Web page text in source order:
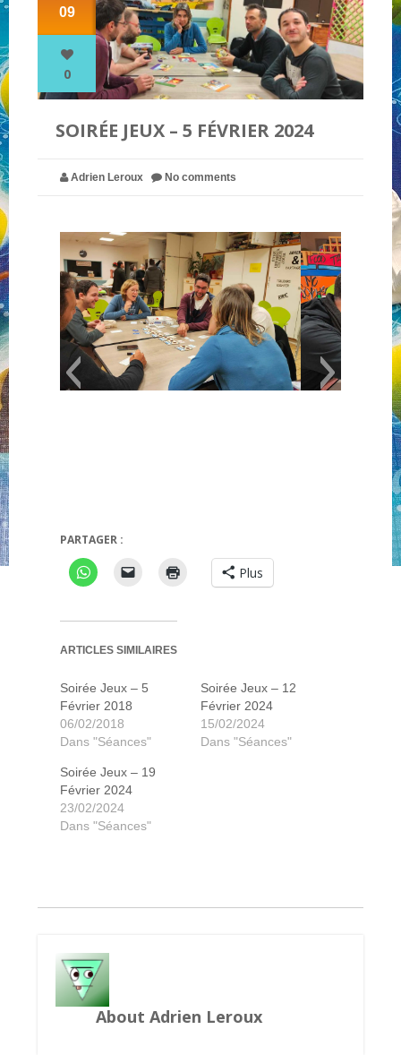
NOS PARTENAIRES
09
0
SOIRÉE JEUX – 5 FÉVRIER 2024
Adrien Leroux No comments
de los muertos
Tout n'est que mensonge
Les Bâtisseurs du Colisée
PARTAGER :
Plus
ARTICLES SIMILAIRES
Soirée Jeux – 5
Février 2018
06/02/2018
Dans "Séances"
Soirée Jeux – 12
Février 2024
15/02/2024
Dans "Séances"
Soirée Jeux – 19
Février 2024
23/02/2024
Dans "Séances"
About Adrien Leroux